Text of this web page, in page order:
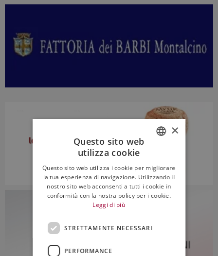
ENGLISH
×
Questo sito web
utilizza cookie
Questo sito web utilizza i cookie per migliorare
la tua esperienza di navigazione. Utilizzando il
nostro sito web acconsenti a tutti i cookie in
conformità con la nostra policy per i cookie.
Leggi di più
STRETTAMENTE NECESSARI
PERFORMANCE